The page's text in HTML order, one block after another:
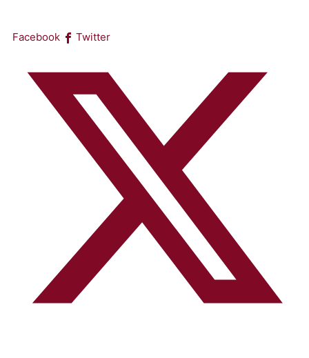
Facebook Twitter